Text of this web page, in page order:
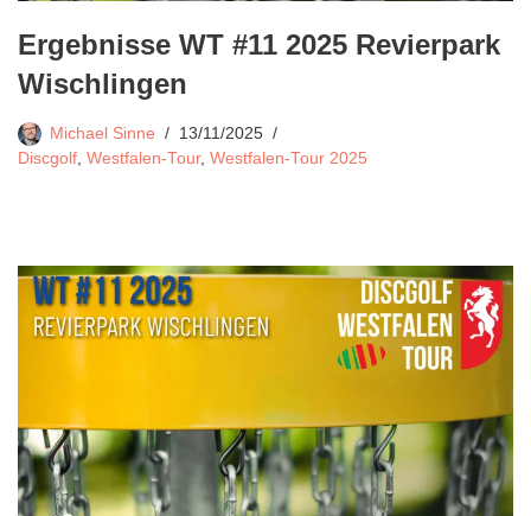
Ergebnisse WT #11 2025 Revierpark
Wischlingen
Michael Sinne
13/11/2025
Discgolf, Westfalen-Tour, Westfalen-Tour 2025